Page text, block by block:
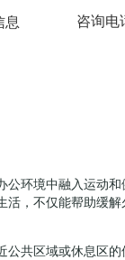
息 咨询电
环境中融入运动
，不仅能帮助缓
共区域或休息区